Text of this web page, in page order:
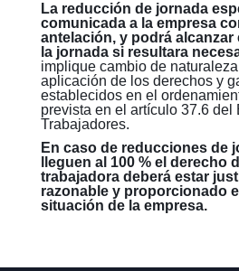
La reducción de jornada
comunicada a la empresa
antelación, y podrá alcanzar
la jornada si resultara
implique cambio de
aplicación de los derechos y
establecidos en el
prevista en el artículo 37.6 del
Trabajadores.
En caso de reducciones de
lleguen al 100 % el derecho
trabajadora deberá estar
razonable y proporcionado
situación de la empresa.